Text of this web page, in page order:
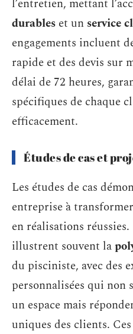
l’entretien, mettant
durables et un service
engagements incluent
rapide et des devis sur
délai de 72 heures,
spécifiques de chaque
efficacement.
Études de cas et
Les études de cas
entreprise à
en réalisations réussies.
illustrent souvent la
du pisciniste, avec des
personnalisées qui non
un espace mais
uniques des clients.